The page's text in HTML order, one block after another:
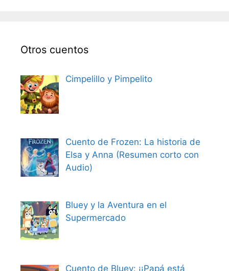
Otros cuentos
Cimpelillo y Pimpelito
Cuento de Frozen: La historia de
Elsa y Anna (Resumen corto con
Audio)
Bluey y la Aventura en el
Supermercado
Cuento de Bluey: ¡¡Papá está